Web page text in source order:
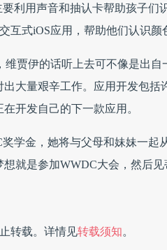
要利用声音和抽认卡帮助孩子
互式iOS应用，帮助他们认识颜
维贾伊的话听上去可不像是出
大量艰辛工作。应用开发包
开发自己的下一款应用。
学金，她将与父母和妹妹一起
就是参加WWDC大会，然后见
转载。详情见转载须知。